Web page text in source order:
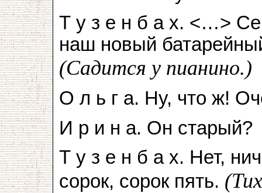
Т у з е н б а х. <…>
наш новый
(Садится у пианино.)
О л ь г а. Ну, что ж!
И р и н а. Он старый?
Т у з е н б а х. Нет,
сорок, сорок пять.